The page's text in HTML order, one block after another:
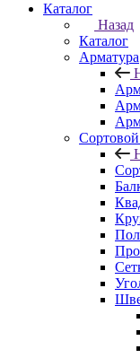
Каталог
Назад
Каталог
Арматура